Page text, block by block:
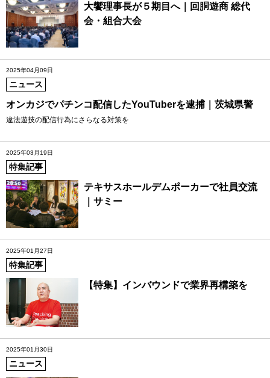
大饗理事長が５期目へ｜回胴遊商 総代
会・組合大会
2025年04月09日
ニュース
オンカジでパチンコ配信したYouTuberを逮捕｜茨城県警
違法遊技の配信行為にさらなる対策を
2025年03月19日
特集記事
テキサスホールデムポーカーで社員交流
｜サミー
2025年01月27日
特集記事
【特集】インバウンドで業界再構築を
2025年01月30日
ニュース